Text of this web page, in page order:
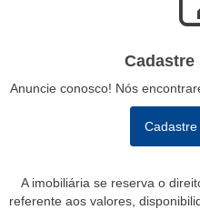
Cadastre
Anuncie conosco! Nós
A imobiliária se reserva o
referente aos valores,